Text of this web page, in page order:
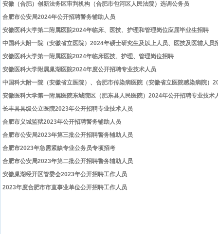
安徽（合肥）创新法务区审判机构（合肥市包河区人民法院）选调公务员
合肥市公安局2024年公开招聘警务辅助人员
安徽医科大学第二附属医院2024年临床、医技、护理和管理岗位应届毕业生招聘
中国科大附一院（安徽省立医院）2024年硕士研究生及以上人员、医技及医辅人员
安徽医科大学第一附属医院2024年临床医技、护理、管理岗位招聘
安徽医科大学附属巢湖医院2024年度公开招聘专业技术人员
中国科大附一院（安徽省立医院）、合肥市传染病医院（安徽省立医院感染病院）
安徽医科大学第一附属医院东城院区（肥东县人民医院）2024年公开招聘专业技术
长丰县县级公立医院2023年公开招聘专业技术人员
合肥市义城监狱2023年公开招聘警务辅助人员
合肥市公安局2023年第三批公开招聘警务辅助人员
合肥市2023年急需紧缺专业公务员专项招考
合肥市公安局2023年第二批公开招聘警务辅助人员
安徽巢湖经开区管委会2023年公开招聘工作人员
2023年度合肥市市直事业单位公开招聘工作人员